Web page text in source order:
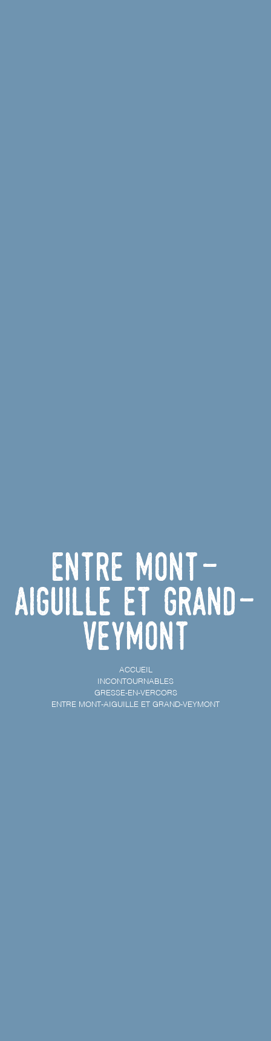
Entre Mont-
Aiguille et Grand-
Veymont
ACCUEIL
INCONTOURNABLES
GRESSE-EN-VERCORS
ENTRE MONT-AIGUILLE ET GRAND-VEYMONT